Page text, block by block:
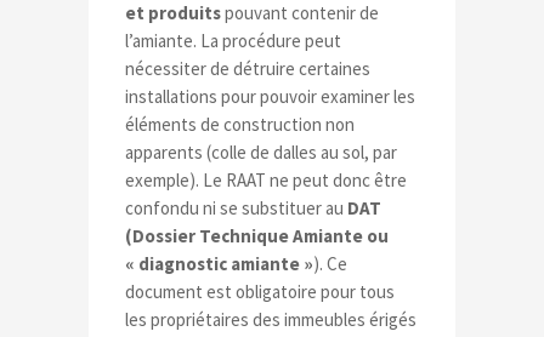
et produitspouvant contenir de
l’amiante. La procédure peut
nécessiter de détruire certaines
installations pour pouvoir examiner les
éléments de construction non
apparents (colle de dalles au sol, par
exemple). Le RAAT ne peut donc être
confondu ni se substituer au DAT
(Dossier Technique Amiante ou
« diagnostic amiante »). Ce
document est obligatoire pour tous
les propriétaires des immeubles érigés